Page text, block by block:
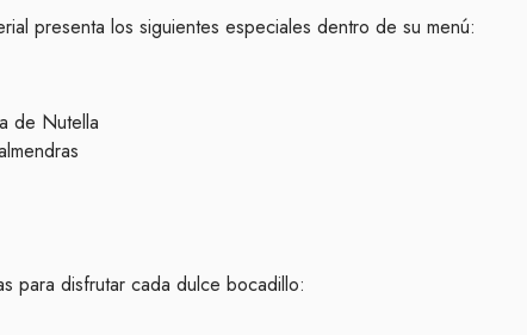
presenta los siguientes especiales dentro de su menú:
de Nutella
para disfrutar cada dulce bocadillo: